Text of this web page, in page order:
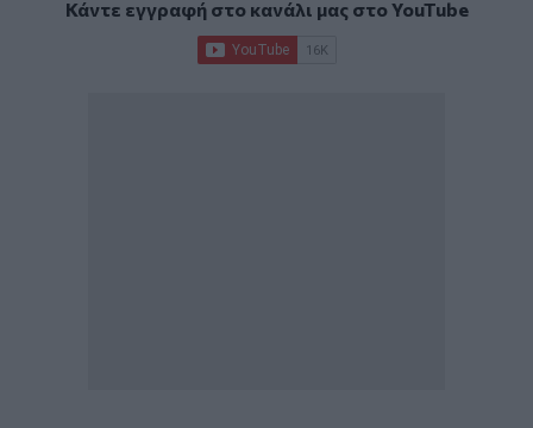
Κάντε εγγραφή στο κανάλι μας στοYouTube